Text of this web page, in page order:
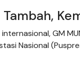
GM
Nasional